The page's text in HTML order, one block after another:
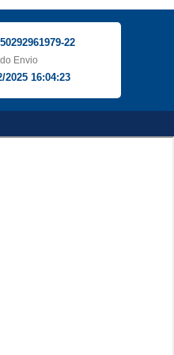
22
Envio
2025 16:04:23